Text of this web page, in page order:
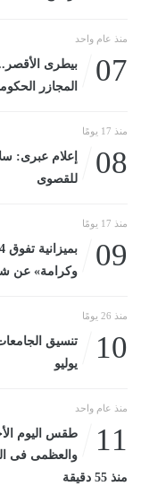
منذ عام واحد
07
المجازر الحكومية
منذ 17 يومًا
08
إعلام عبرى:
للقصوى
منذ 17 يومًا
09
وكرامة» عن شهر...
منذ 26 يومًا
10
يوليو
منذ عام واحد
11
طقس اليوم
منذ 55 دقيقة